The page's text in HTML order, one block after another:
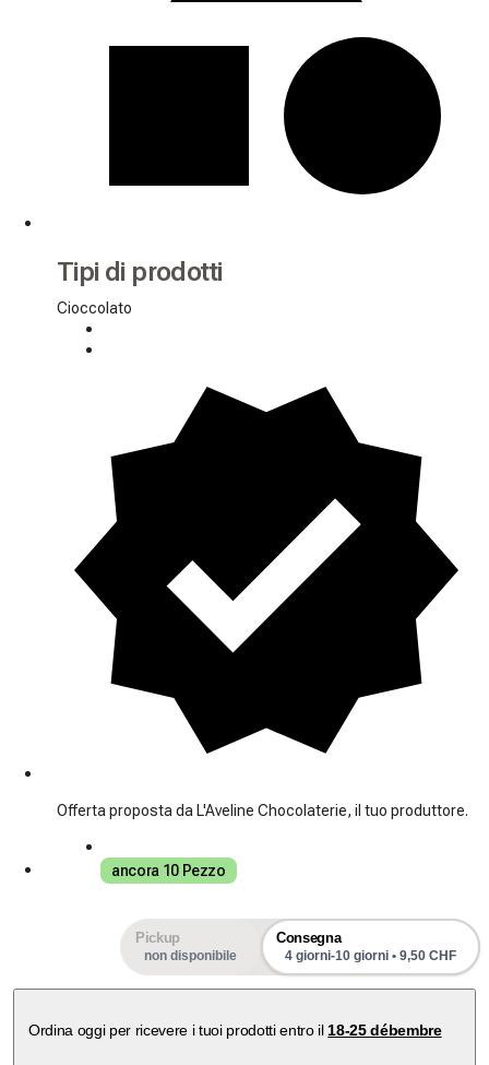
Tipi di prodotti
Cioccolato
Offerta proposta da L'Aveline Chocolaterie, il tuo produttore.
ancora 10 Pezzo
Pickup
non disponibile
Consegna
4 giorni-10 giorni • 9,50 CHF
Ordina oggi per ricevere i tuoi prodotti entro il 18-25 débembre